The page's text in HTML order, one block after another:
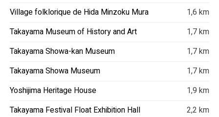
Village folklorique de Hida Minzoku Mura
1,6 km
Takayama Museum of History and Art
1,7 km
Takayama Showa-kan Museum
1,7 km
Takayama Showa Museum
1,7 km
Yoshijima Heritage House
1,9 km
Takayama Festival Float Exhibition Hall
2,2 km